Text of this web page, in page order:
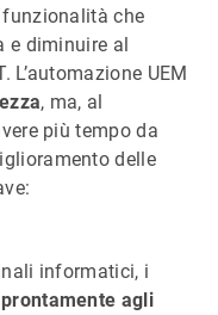
che
e diminuire al
UEM
, ma, al
più tempo da
delle
informatici, i
prontamente agli